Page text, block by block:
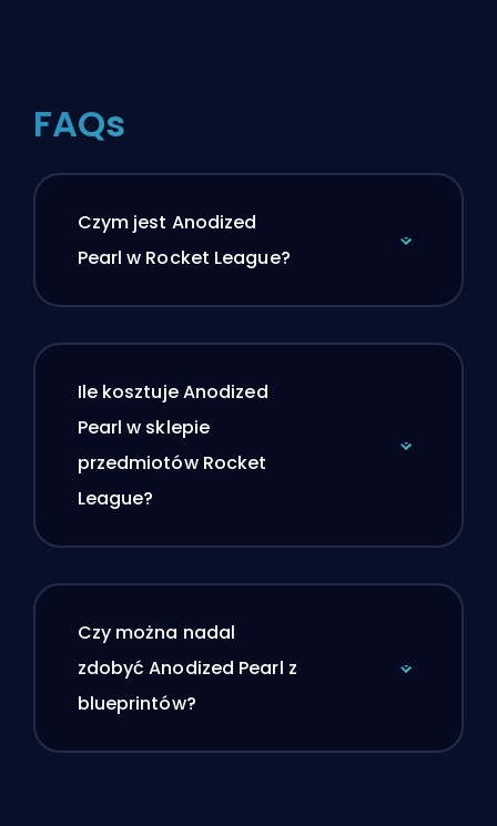
FAQs
Czym jest Anodized
Pearl w Rocket League?
Ile kosztuje Anodized
Pearl w sklepie
przedmiotów Rocket
League?
Czy można nadal
zdobyć Anodized Pearl z
blueprintów?